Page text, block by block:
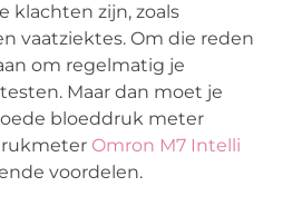
klachten zijn, zoals
vaatziektes. Om die reden
om regelmatig je
Maar dan moet je
bloeddruk meter
Omron M7 Intelli
voordelen.